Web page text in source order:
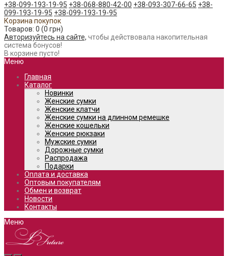
+38-099-193-19-95 +38-068-880-42-00 +38-093-307-66-65 +38-
099-193-19-95 +38-099-193-19-95
Корзина покупок
Товаров: 0 (0 грн)
Авторизуйтесь на сайте, чтобы действовала накопительная
система бонусов!
В корзине пусто!
Меню
Главная
Каталог
Новинки
Женские сумки
Женские клатчи
Женские сумки на длинном ремешке
Женские кошельки
Женские рюкзаки
Мужские сумки
Дорожные сумки
Распродажа
Подарки
Оплата и доставка
Оптовым покупателям
Обмен и возврат
Новости
Контакты
Меню